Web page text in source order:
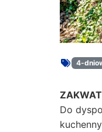
Rodzaj
4-
Do